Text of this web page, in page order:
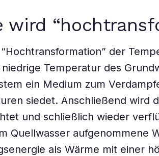
wird
der
Temperatur des
ein Medium zum
siedet. Anschließend wird
und schließlich wieder
Quellwasser aufgenommene
als Wärme mit einer